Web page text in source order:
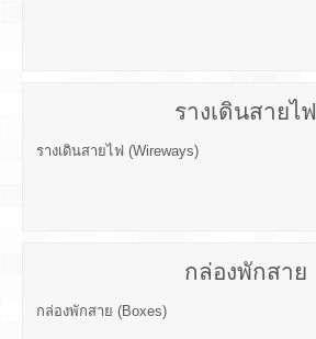
รางเดินสายไฟ
รางเดินสายไฟ (Wireways)
กล่องพักสาย
กล่องพักสาย (Boxes)